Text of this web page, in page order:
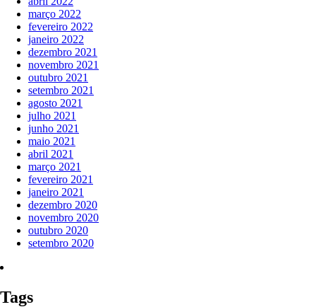
março 2022
fevereiro 2022
janeiro 2022
dezembro 2021
novembro 2021
outubro 2021
setembro 2021
agosto 2021
julho 2021
junho 2021
maio 2021
abril 2021
março 2021
fevereiro 2021
janeiro 2021
dezembro 2020
novembro 2020
outubro 2020
setembro 2020
Tags